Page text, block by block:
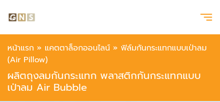
หน้าแรก » แคตตาล็อกออนไลน์ » ฟิล์มกันกระแทกแบบเป่าลม
(Air Pillow)
ผลิตถุงลมกันกระแทก พลาสติกกันกระแทกแบบ
เป่าลม Air Bubble